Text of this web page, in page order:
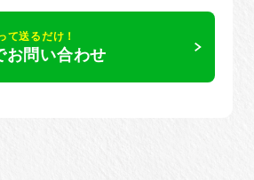
て送るだけ！
お問い合わせ